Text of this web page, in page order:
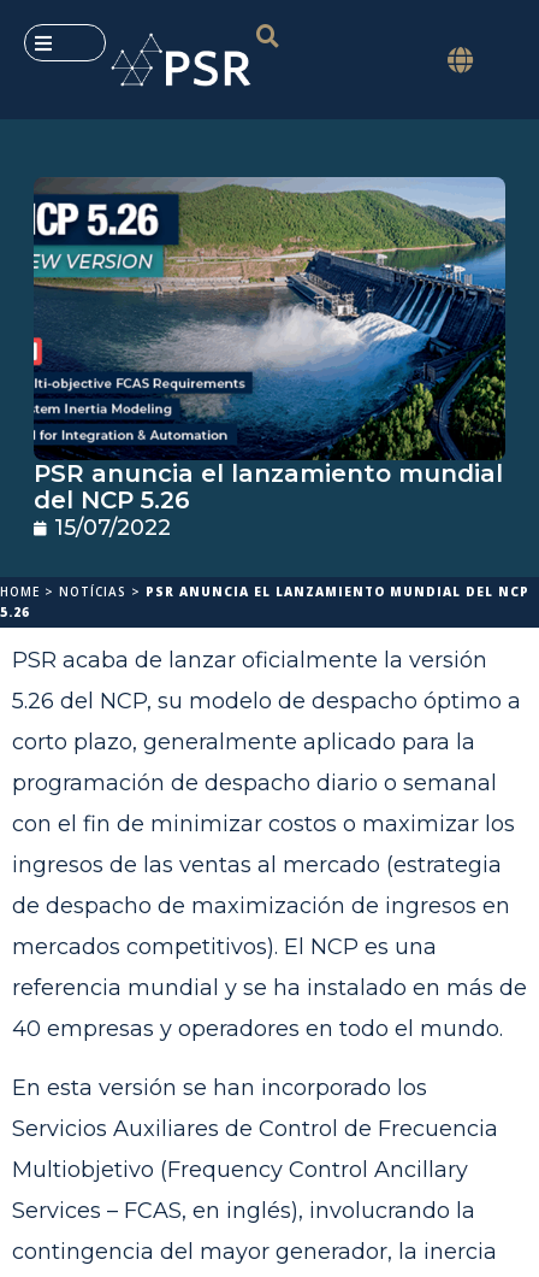
PSR anuncia el lanzamiento mundial
del NCP 5.26
15/07/2022
HOME > NOTÍCIAS > PSR ANUNCIA EL LANZAMIENTO MUNDIAL DEL NCP
5.26
PSR acaba de lanzar oficialmente la versión
5.26 del NCP, su modelo de despacho óptimo a
corto plazo, generalmente aplicado para la
programación de despacho diario o semanal
con el fin de minimizar costos o maximizar los
ingresos de las ventas al mercado (estrategia
de despacho de maximización de ingresos en
mercados competitivos). El NCP es una
referencia mundial y se ha instalado en más de
40 empresas y operadores en todo el mundo.
En esta versión se han incorporado los
Servicios Auxiliares de Control de Frecuencia
Multiobjetivo (Frequency Control Ancillary
Services – FCAS, en inglés), involucrando la
contingencia del mayor generador, la inercia